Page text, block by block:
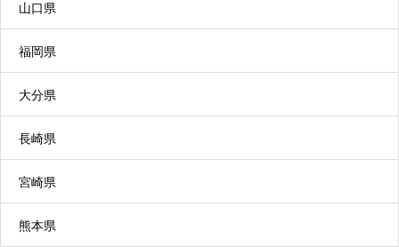
常に介護が必要で、自宅では介護が困難な方が入
所します。食事、入浴、排せつなどの介護を一体
的に提供します。（※原則要介護３以上の方が対
山口県
福岡県
大分県
長崎県
宮崎県
熊本県